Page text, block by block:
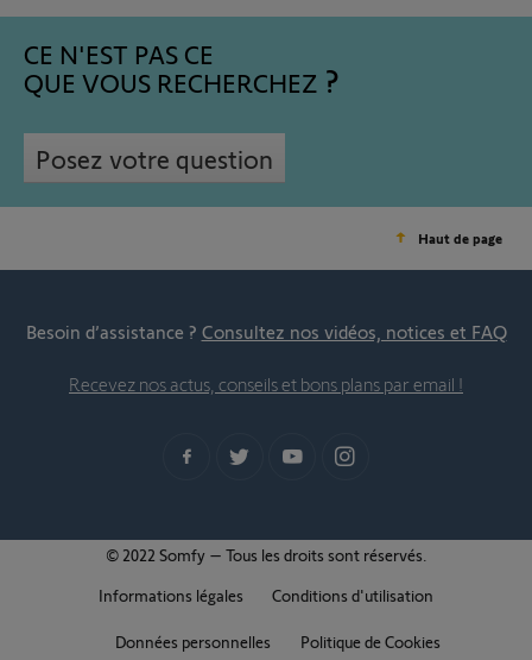
CE N'EST PAS CE
QUE VOUS RECHERCHEZ
Posez votre question
Haut de page
Besoin d’assistance ? Consultez nos vidéos, notices et FAQ
Recevez nos actus, conseils et bons plans par email !
© 2022 Somfy – Tous les droits sont réservés.
Informations légales
Conditions d'utilisation
Données personnelles Politique de Cookies